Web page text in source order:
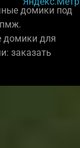
домики под
домики для
заказать